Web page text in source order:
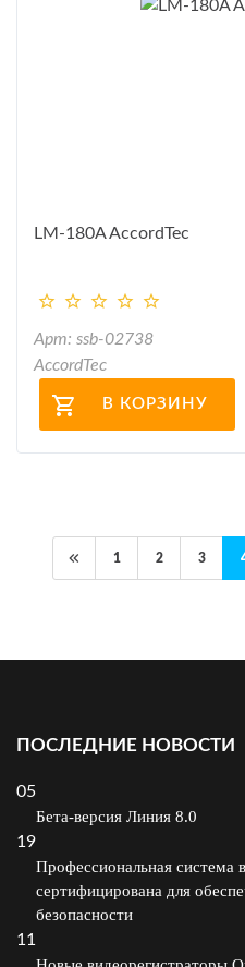
LM-180A AccordTec
Арт: ssb-02738
AccordTec
В КОРЗИНУ
1 2 3
ПОСЛЕДНИЕ НОВОСТИ
05
Бета-версия Линия 8.0
19
Профессиональная система
сертифицирована для
безопасности
11